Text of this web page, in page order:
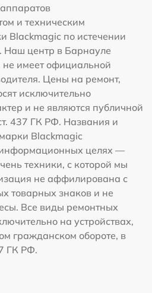
и техническим
Blackmagic по истечении
Наш центр в Барнауле
не имеет официальной
Цены на ремонт,
исключительно
и не являются публичной
437 ГК РФ. Названия и
Blackmagic
целях —
техники, с которой мы
не аффилирована с
товарных знаков и не
Все виды ремонтных
на устройствах,
гражданском обороте, в
ГК РФ.